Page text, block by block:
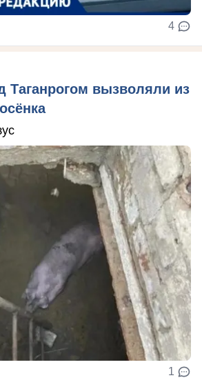
4
Таганрогом вызволяли из
1